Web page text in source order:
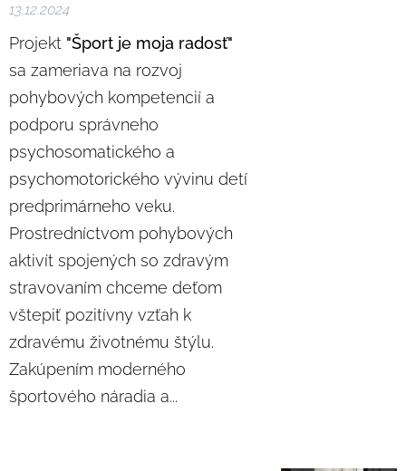
13.12.2024
Projekt "Šport je moja radosť"
sa zameriava na rozvoj
pohybových kompetencií a
podporu správneho
psychosomatického a
psychomotorického vývinu detí
predprimárneho veku.
Prostredníctvom pohybových
aktivít spojených so zdravým
stravovaním chceme deťom
vštepiť pozitívny vzťah k
zdravému životnému štýlu.
Zakúpením moderného
športového náradia a...